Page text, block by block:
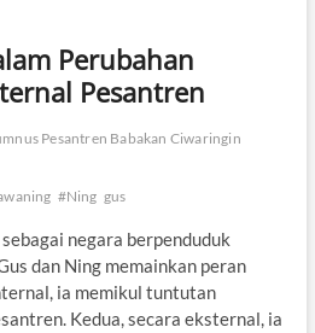
Perubahan
Pesantren
Pesantren Babakan Ciwaringin
#Ning gus
negara berpenduduk
dan Ning memainkan peran
ia memikul tuntutan
Kedua, secara eksternal, ia